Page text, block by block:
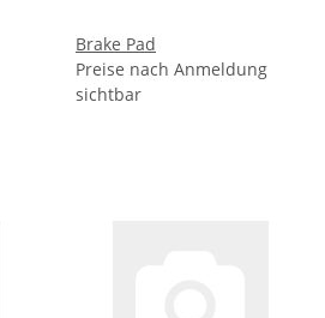
Brake Pad
Preise nach Anmeldung
sichtbar